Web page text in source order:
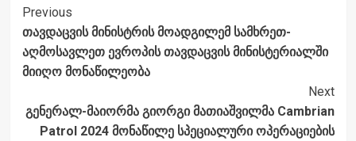
Post
Navigation
Previous
თავდაცვის მინისტრის მოადგილემ სამხრეთ-
აღმოსავლეთ ევროპის თავდაცვის მინისტერიალში
მიიღო მონაწილეობა
Next
გენერალ-მაიორმა გიორგი მათიაშვილმა Cambrian
Patrol 2024 მონაწილე სპეციალური ოპერაციების